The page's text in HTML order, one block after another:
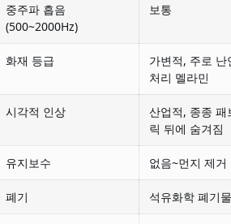
중주파 흡음
(500~2000Hz)
보통
화재 등급
가변적, 주로 난
처리 멜라민
시각적 인상
산업적, 종종 패
릭 뒤에 숨겨짐
유지보수 없음~먼지 제거
폐기 석유화학 폐기물